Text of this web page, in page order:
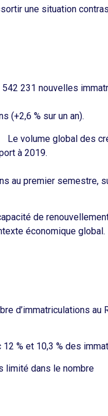
une situation
231 nouvelles
(+2,6 % sur un an).
Le volume global des
à 2019.
au premier semestre,
de
économique global.
d’immatriculations au
% et 10,3 % des
limité dans le nombre